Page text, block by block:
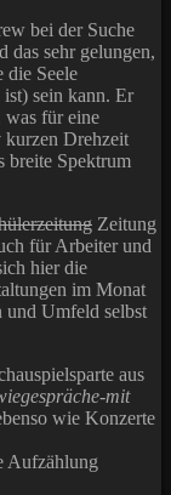
bei der Suche
das sehr gelungen,
die Seele
sein kann. Er
was für eine
kurzen Drehzeit
breite Spektrum
Zeitung
für Arbeiter und
hier die
im Monat
und Umfeld selbst
aus
mit
wie Konzerte
Aufzählung